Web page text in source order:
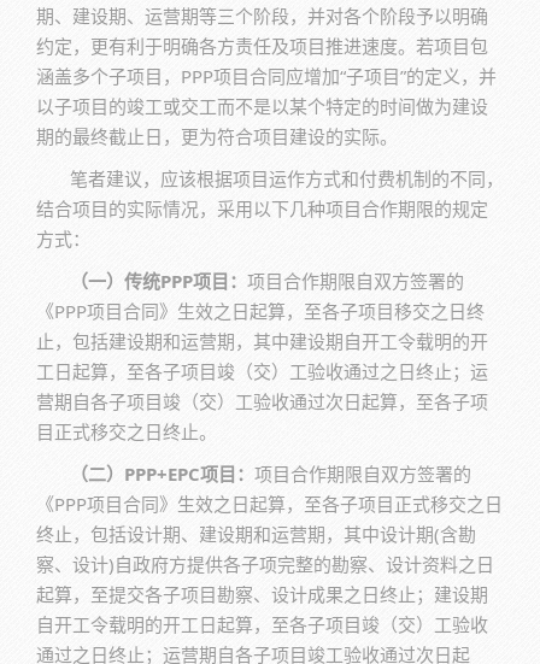
期、建设期、运营期等三个阶段，并对各个阶段予以明确
约定，更有利于明确各方责任及项目推进速度。若项目包
涵盖多个子项目，PPP项目合同应增加“子项目”的定义，并
以子项目的竣工或交工而不是以某个特定的时间做为建设
期的最终截止日，更为符合项目建设的实际。
笔者建议，应该根据项目运作方式和付费机制的不同，
结合项目的实际情况，采用以下几种项目合作期限的规定
方式：
（一）传统PPP项目： 项目合作期限自双方签署的
《PPP项目合同》生效之日起算，至各子项目移交之日终
止，包括建设期和运营期，其中建设期自开工令载明的开
工日起算，至各子项目竣（交）工验收通过之日终止；运
营期自各子项目竣（交）工验收通过次日起算，至各子项
目正式移交之日终止。
（二）PPP+EPC项目： 项目合作期限自双方签署的
《PPP项目合同》生效之日起算，至各子项目正式移交之日
终止，包括设计期、建设期和运营期，其中设计期(含勘
察、设计)自政府方提供各子项完整的勘察、设计资料之日
起算，至提交各子项目勘察、设计成果之日终止；建设期
自开工令载明的开工日起算，至各子项目竣（交）工验收
通过之日终止；运营期自各子项目竣工验收通过次日起